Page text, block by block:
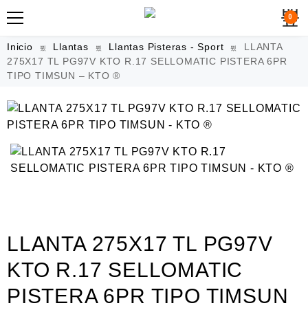
0
Inicio Llantas Llantas Pisteras - Sport
LLANTA
275X17 TL PG97V KTO R.17 SELLOMATIC PISTERA 6PR
TIPO TIMSUN – KTO ®
LLANTA 275X17 TL PG97V
KTO R.17 SELLOMATIC
PISTERA 6PR TIPO TIMSUN